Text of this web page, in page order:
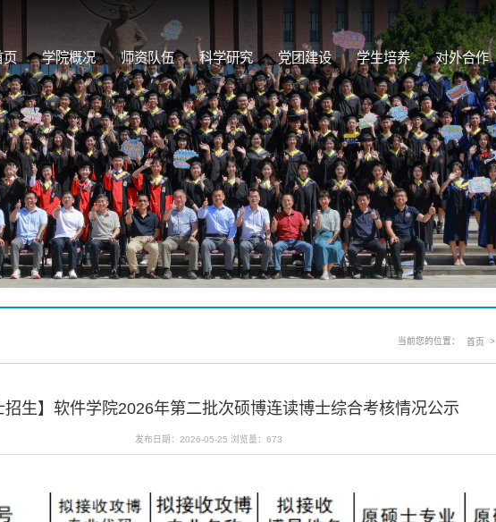
页
学院概况 师资队伍 科学研究 党团建设 学生培养 对外合作
当前您的位置： 首页 >
招生】软件学院2026年第二批次硕博连读博士综合考核情况公示
发布日期：2026-05-25 浏览量： 673